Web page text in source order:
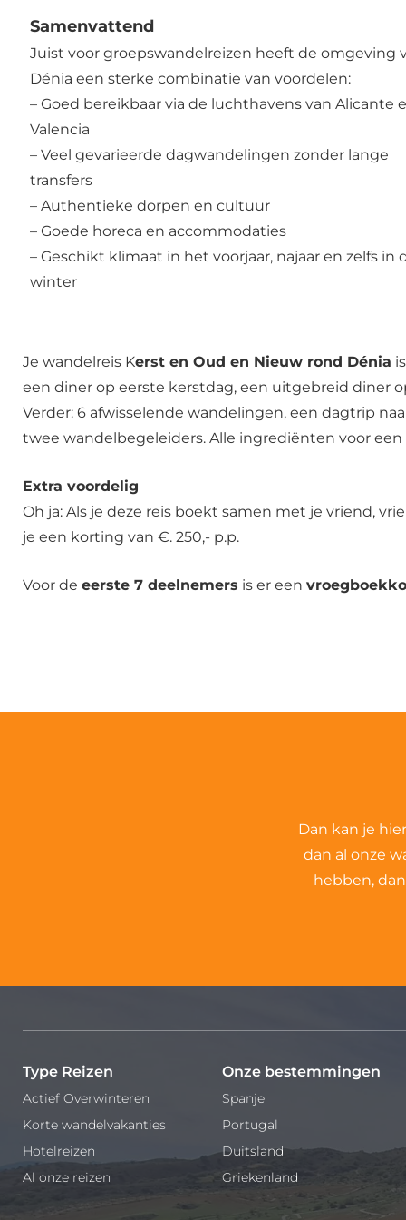
Samenvattend
Juist voor groepswandelreizen heeft de omgeving
Dénia een sterke combinatie van voordelen:
– Goed bereikbaar via de luchthavens van Alicante
Valencia
– Veel gevarieerde dagwandelingen zonder lange
transfers
– Authentieke dorpen en cultuur
– Goede horeca en accommodaties
– Geschikt klimaat in het voorjaar, najaar en zelfs in
winter
Je wandelreis Kerst en Oud en Nieuw rond Dénia
een diner op eerste kerstdag, een uitgebreid diner
Verder: 6 afwisselende wandelingen, een dagtrip
twee wandelbegeleiders. Alle ingrediënten voor
Extra voordelig
Oh ja: Als je deze reis boekt samen met je vriend,
je een korting van €. 250,- p.p.
Voor de eerste 7 deelnemers is er een
Dan kan je
dan al onze
hebben,
Type Reizen
Actief Overwinteren
Korte wandelvakanties
Hotelreizen
Al onze reizen
Onze bestemmingen
Spanje
Portugal
Duitsland
Griekenland